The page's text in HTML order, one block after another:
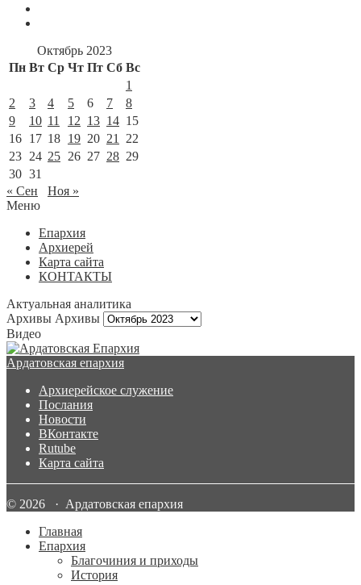
Октябрь 2023
Пн Вт Ср Чт Пт Сб Вс
1
2
3 4 5 6 7
8
9
10 11 12 13 14 15
16 17 18 19 20 21
22
23 24 25 26 27 28 29
30 31
« Сен
Ноя »
Меню
Епархия
Архиерей
Карта сайта
КОНТАКТЫ
Актуальная аналитика
Архивы Архивы
Видео
Ардатовская епархия
Архиерейское служение
Послания
Новости
ВКонтакте
Rutube
Карта сайта
© 2026 · Ардатовская епархия
Главная
Епархия
Благочиния и приходы
История